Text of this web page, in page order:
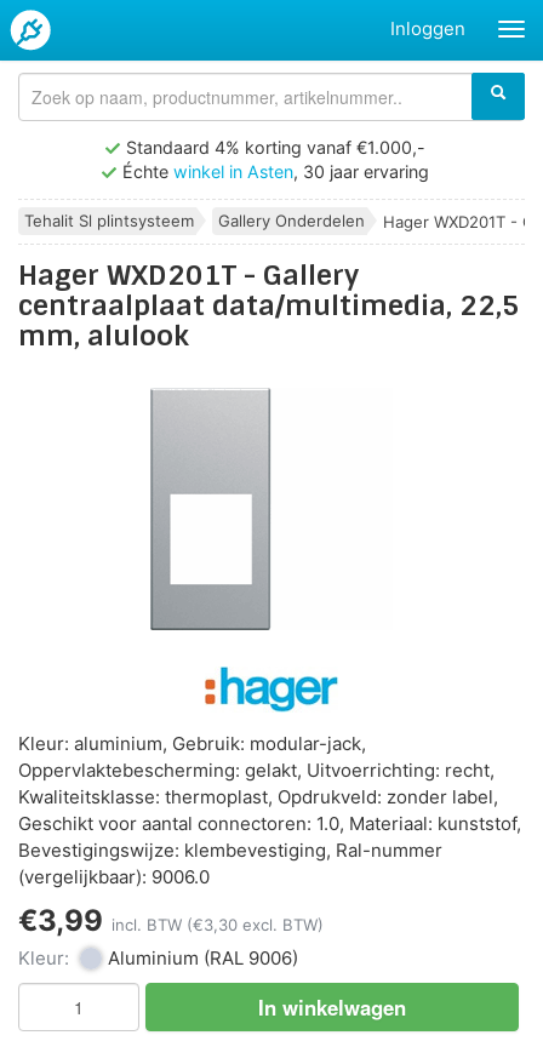
Inloggen
Standaard 4% korting vanaf €1.000,-
Échte winkel in Asten, 30 jaar ervaring
Tehalit Sl plintsysteem Gallery Onderdelen Hager WXD201T -
Hager WXD201T - Gallery
centraalplaat data/multimedia, 22,5
mm, alulook
Kleur: aluminium, Gebruik: modular-jack,
Oppervlaktebescherming: gelakt, Uitvoerrichting: recht,
Kwaliteitsklasse: thermoplast, Opdrukveld: zonder label,
Geschikt voor aantal connectoren: 1.0, Materiaal: kunststof,
Bevestigingswijze: klembevestiging, Ral-nummer
(vergelijkbaar): 9006.0
€3,99 incl. BTW (€3,30 excl. BTW)
Kleur: Aluminium (RAL 9006)
In winkelwagen